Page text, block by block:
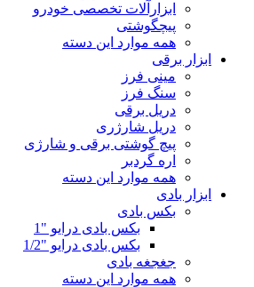
ابزارآلات تخصصی خودرو
پیچگوشتی
همه موارد این دسته
ابزار برقی
مینی فرز
سنگ فرز
دریل برقی
دریل شارژری
پیچ گوشتی برقی و شارژی
اره گردبر
همه موارد این دسته
ابزار بادی
بکس بادی
بکس بادی درایو "1
بکس بادی درایو "1/2
جغجغه بادی
همه موارد این دسته